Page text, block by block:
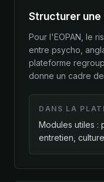
Structurer
Pour l'EOPAN, le
entre psycho,
plateforme
donne un cadre
DANS LA
Modules utiles :
entretien,